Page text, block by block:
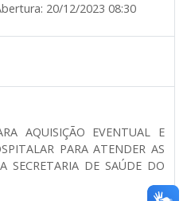
20/12/2023 08:30
AQUISIÇÃO EVENTUAL E
PARA ATENDER AS
SECRETARIA DE SAÚDE DO